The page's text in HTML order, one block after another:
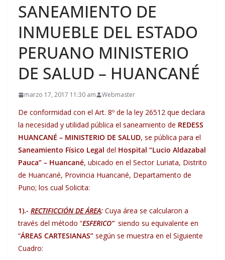
SANEAMIENTO DE
INMUEBLE DEL ESTADO
PERUANO MINISTERIO
DE SALUD – HUANCANÉ
marzo 17, 2017 11:30 am Webmaster
De conformidad con el Art. 8º de la ley 26512 que declara
la necesidad y utilidad pública el saneamiento de REDESS
HUANCANÉ – MINISTERIO DE SALUD, se pública para el
Saneamiento Físico Legal del Hospital “Lucio Aldazabal
Pauca” – Huancané, ubicado en el Sector Luriata, Distrito
de Huancané, Provincia Huancané, Departamento de
Puno; los cual Solicita:
1).- RECTIFICCIÓN DE ÁREA: Cuya área se calcularon a
través del método “ESFERICO” siendo su equivalente en
“ÁREAS CARTESIANAS” según se muestra en el Siguiente
Cuadro: